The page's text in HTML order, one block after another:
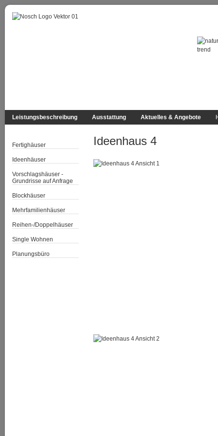
Leistungsbeschreibung Ausstattung Aktuelles & Angebote
Ideenhaus 4
Fertighäuser
Ideenhäuser
Vorschlagshäuser -
Grundrisse auf Anfrage
Blockhäuser
Mehrfamilienhäuser
Reihen-/Doppelhäuser
Single Wohnen
Planungsbüro